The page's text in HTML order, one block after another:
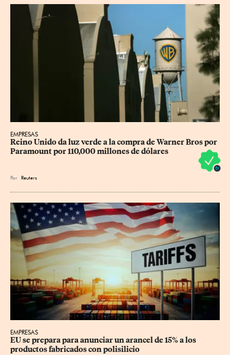
EMPRESAS
Reino Unido da luz verde a la compra de Warner Bros por
Paramount por 110,000 millones de dólares
Por Reuters
EMPRESAS
EU se prepara para anunciar un arancel de 15% a los
productos fabricados con polisilicio